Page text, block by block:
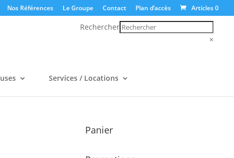
Nos Références Le Groupe Contact Plan d’accès Articles 0
Rechercher
×
Services / Locations
Panier